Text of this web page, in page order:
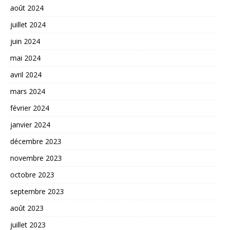
août 2024
juillet 2024
juin 2024
mai 2024
avril 2024
mars 2024
février 2024
janvier 2024
décembre 2023
novembre 2023
octobre 2023
septembre 2023
août 2023
juillet 2023